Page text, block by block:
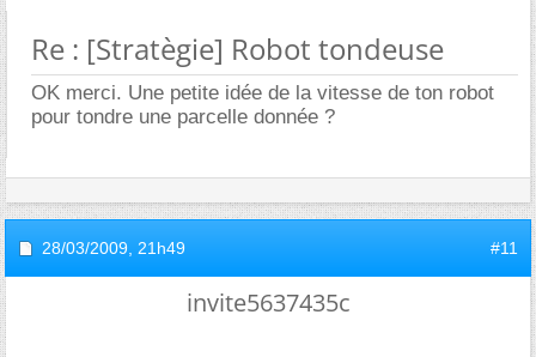
Re : [Stratègie] Robot tondeuse
OK merci. Une petite idée de la vitesse de ton robot
pour tondre une parcelle donnée ?
28/03/2009, 21h49 #11
invite5637435c